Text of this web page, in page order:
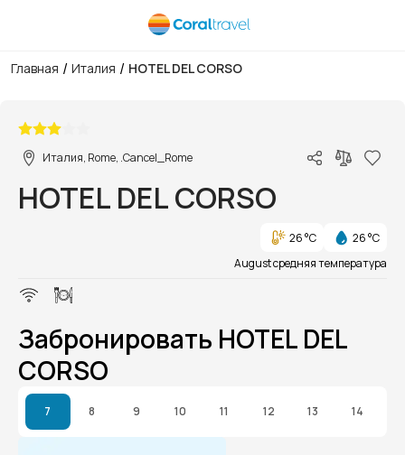
Главная / Италия / HOTEL DEL CORSO
Италия, Rome, .Cancel_Rome
HOTEL DEL CORSO
26 °C
26 °C
August средняя температура
Забронировать HOTEL DEL
CORSO
7 8 9 10 11 12 13 14